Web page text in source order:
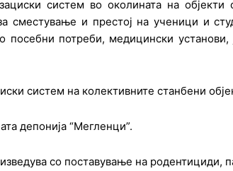
систем во околината на
сместување и престој на ученици и
потреби, медицински установи,
систем на колективните станбени
депонија “Мегленци”.
изведува со поставување на